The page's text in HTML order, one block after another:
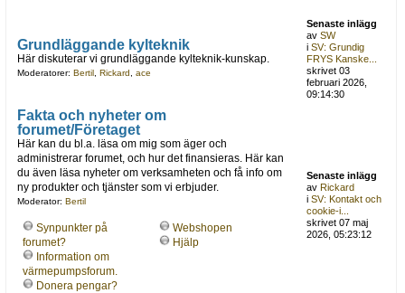
Grundläggande kylteknik
Här diskuterar vi grundläggande kylteknik-kunskap.
Moderatorer: Bertil, Rickard ace
Senaste inlägg
avSW
iSV: Grundig
FRYS Kanske...
skrivet 03
februari 2026,
09:14:30
Fakta och nyheter om
forumet/Företaget
Här kan du bl.a. läsa om mig som äger och
administrerar forumet, och hur det finansieras. Här kan
du även läsa nyheter om verksamheten och få info om
ny produkter och tjänster som vi erbjuder.
Moderator: Bertil
Synpunkter på
forumet?
Information om
värmepumpsforum.
Donera pengar?
Webshopen
Hjälp
Senaste inlägg
avRickard
iSV: Kontakt och
cookie-i...
skrivet 07 maj
2026, 05:23:12